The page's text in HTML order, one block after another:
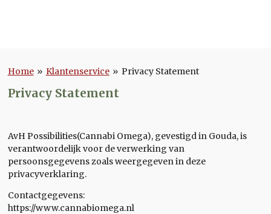
Home » Klantenservice » Privacy Statement
Privacy Statement
AvH Possibilities(Cannabi Omega), gevestigd in Gouda, is
verantwoordelijk voor de verwerking van
persoonsgegevens zoals weergegeven in deze
privacyverklaring.
Contactgegevens:
https://www.cannabiomega.nl